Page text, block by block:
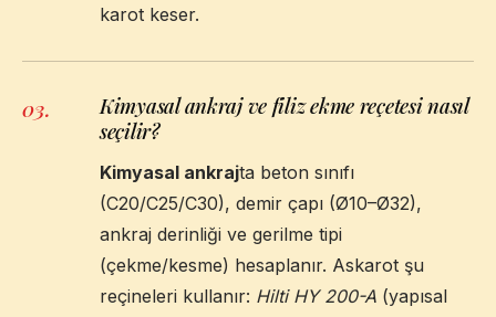
karot keser.
03.
Kimyasal ankraj ve filiz ekme reçetesi nasıl
seçilir?
Kimyasal ankrajta beton sınıfı
(C20/C25/C30), demir çapı (Ø10–Ø32),
ankraj derinliği ve gerilme tipi
(çekme/kesme) hesaplanır. Askarot şu
reçineleri kullanır: Hilti HY 200-A (yapısal